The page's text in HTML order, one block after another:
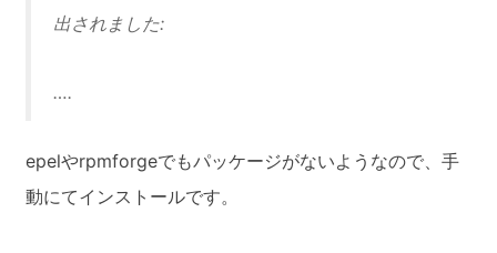
出されました:
….
epelやrpmforgeでもパッケージがないようなので、手
動にてインストールです。